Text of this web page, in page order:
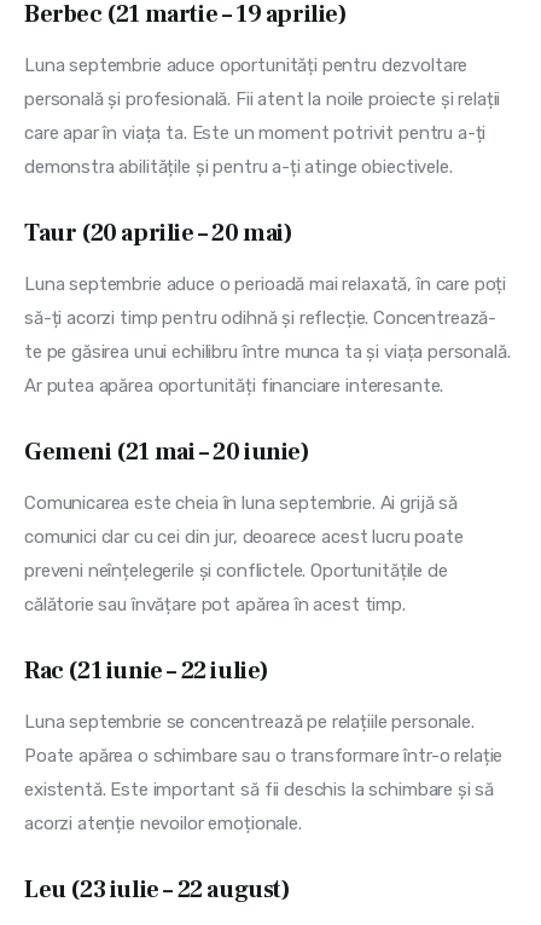
Berbec (21 martie – 19 aprilie)
Luna septembrie aduce oportunități pentru dezvoltare
personală și profesională. Fii atent la noile proiecte și relații
care apar în viața ta. Este un moment potrivit pentru a-ți
demonstra abilitățile și pentru a-ți atinge obiectivele.
Taur (20 aprilie – 20 mai)
Luna septembrie aduce o perioadă mai relaxată, în care poți
să-ți acorzi timp pentru odihnă și reflecție. Concentrează-
te pe găsirea unui echilibru între munca ta și viața personală.
Ar putea apărea oportunități financiare interesante.
Gemeni (21 mai – 20 iunie)
Comunicarea este cheia în luna septembrie. Ai grijă să
comunici clar cu cei din jur, deoarece acest lucru poate
preveni neînțelegerile și conflictele. Oportunitățile de
călătorie sau învățare pot apărea în acest timp.
Rac (21 iunie – 22 iulie)
Luna septembrie se concentrează pe relațiile personale.
Poate apărea o schimbare sau o transformare într-o relație
existentă. Este important să fii deschis la schimbare și să
acorzi atenție nevoilor emoționale.
Leu (23 iulie – 22 august)